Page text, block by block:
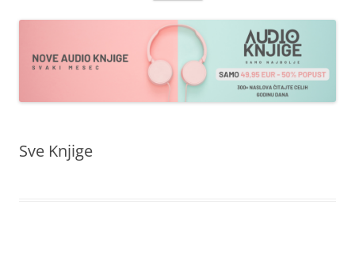
sadržaja
Sve Knjige